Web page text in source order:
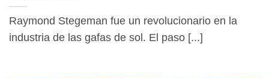
Raymond Stegeman fue un revolucionario en la
industria de las gafas de sol. El paso [...]